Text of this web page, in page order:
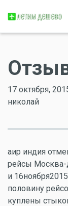
17 октября,
николай
аир индия
рейсы Москва-
и
половину
куплены